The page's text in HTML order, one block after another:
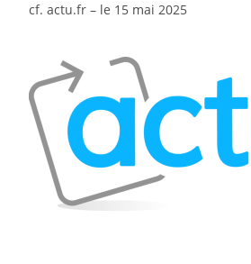
cf. actu.fr – le 15 mai 2025